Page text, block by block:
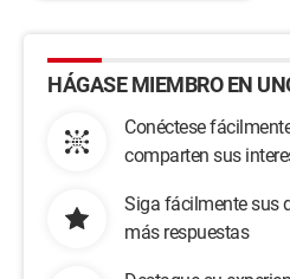
HÁGASE MIEMBRO EN
Conéctese
comparten sus
Siga fácilmente sus
más respuestas